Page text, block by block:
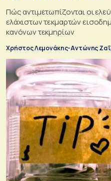
Πώς αντιμετωπίζονται οι
ελάχιστων τεκμαρτών
κανόνων τεκμηρίων
Χρήστος Λεμονάκης-Αντώνης